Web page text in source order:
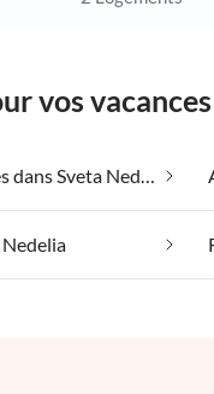
vos
Adapté aux familles dans Sveta Nedelia
Nedelia